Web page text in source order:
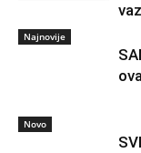
Najnovije
Novo